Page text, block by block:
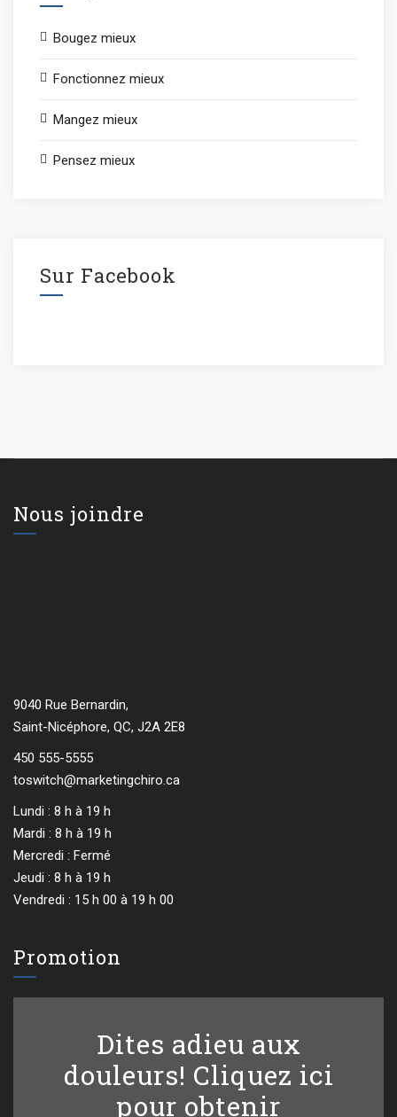
Bougez mieux
Fonctionnez mieux
Mangez mieux
Pensez mieux
Sur Facebook
Nous joindre
9040 Rue Bernardin,
Saint-Nicéphore, QC, J2A 2E8
450 555-5555
toswitch@marketingchiro.ca
Lundi : 8 h à 19 h
Mardi : 8 h à 19 h
Mercredi : Fermé
Jeudi : 8 h à 19 h
Vendredi : 15 h 00 à 19 h 00
Promotion
Dites adieu aux
douleurs! Cliquez ici
pour obtenir